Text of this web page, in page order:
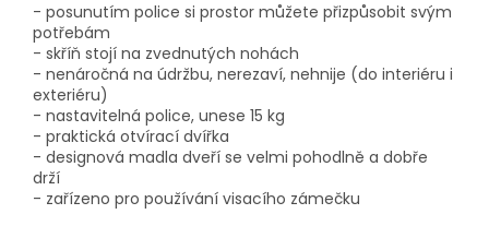
- posunutím police si prostor můžete přizpůsobit svým
potřebám
- skříň stojí na zvednutých nohách
- nenáročná na údržbu, nerezaví, nehnije (do interiéru i
exteriéru)
- nastavitelná police, unese 15 kg
- praktická otvírací dvířka
- designová madla dveří se velmi pohodlně a dobře
drží
- zařízeno pro používání visacího zámečku